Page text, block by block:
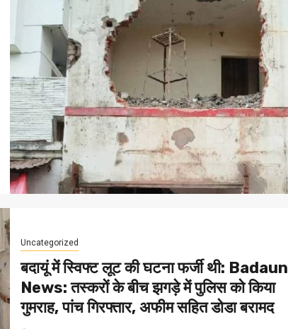
Uncategorized
बदायूं में स्विफ्ट लूट की घटना फर्जी थी: Badaun
News: तस्करों के बीच झगड़े में पुलिस को किया
गुमराह, पांच गिरफ्तार, अफीम सहित डोडा बरामद